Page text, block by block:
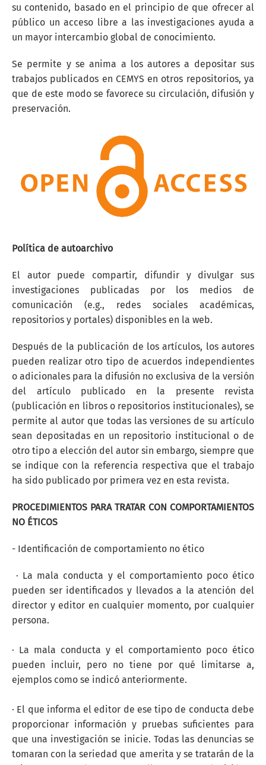
su contenido, basado en el principio de que ofrecer al
público un acceso libre a las investigaciones ayuda a
un mayor intercambio global de conocimiento.
Se permite y se anima a los autores a depositar sus
trabajos publicados en CEMYS en otros repositorios, ya
que de este modo se favorece su circulación, difusión y
preservación.
Política de autoarchivo
El autor puede compartir, difundir y divulgar sus
investigaciones publicadas por los medios de
comunicación (e.g., redes sociales académicas,
repositorios y portales) disponibles en la web.
Después de la publicación de los artículos, los autores
pueden realizar otro tipo de acuerdos independientes
o adicionales para la difusión no exclusiva de la versión
del artículo publicado en la presente revista
(publicación en libros o repositorios institucionales), se
permite al autor que todas las versiones de su artículo
sean depositadas en un repositorio institucional o de
otro tipo a elección del autor sin embargo, siempre que
se indique con la referencia respectiva que el trabajo
ha sido publicado por primera vez en esta revista.
PROCEDIMIENTOS PARA TRATAR CON COMPORTAMIENTOS
NO ÉTICOS
- Identificación de comportamiento no ético
· La mala conducta y el comportamiento poco ético
pueden ser identificados y llevados a la atención del
director y editor en cualquier momento, por cualquier
persona.
· La mala conducta y el comportamiento poco ético
pueden incluir, pero no tiene por qué limitarse a,
ejemplos como se indicó anteriormente.
· El que informa el editor de ese tipo de conducta debe
proporcionar información y pruebas suficientes para
que una investigación se inicie. Todas las denuncias se
tomaran con la seriedad que amerita y se tratarán de la